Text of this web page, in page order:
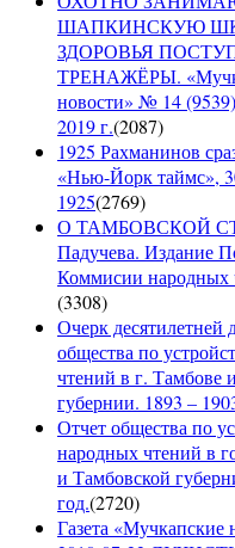
ШАПКИНСКУЮ
ЗДОРОВЬЯ
ТРЕНАЖЁРЫ.
новости» № 14
2019 г.(2087)
1925 Рахманинов
«Нью-Йорк таймс»,
1925(2769)
О ТАМБОВСКОЙ
Падучева. Издание
Коммисии народных
(3308)
Очерк десятилетней
общества по
чтений в г. Тамбове
губернии. 1893 –
Отчет общества по
народных чтений в
и Тамбовской
год.(2720)
Газета «Мучкапские